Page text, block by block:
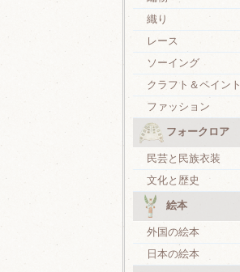
織り
レース
ソーイング
クラフト＆ペイント
ファッション
フォークロア
民芸と民族衣装
文化と歴史
絵本
外国の絵本
日本の絵本